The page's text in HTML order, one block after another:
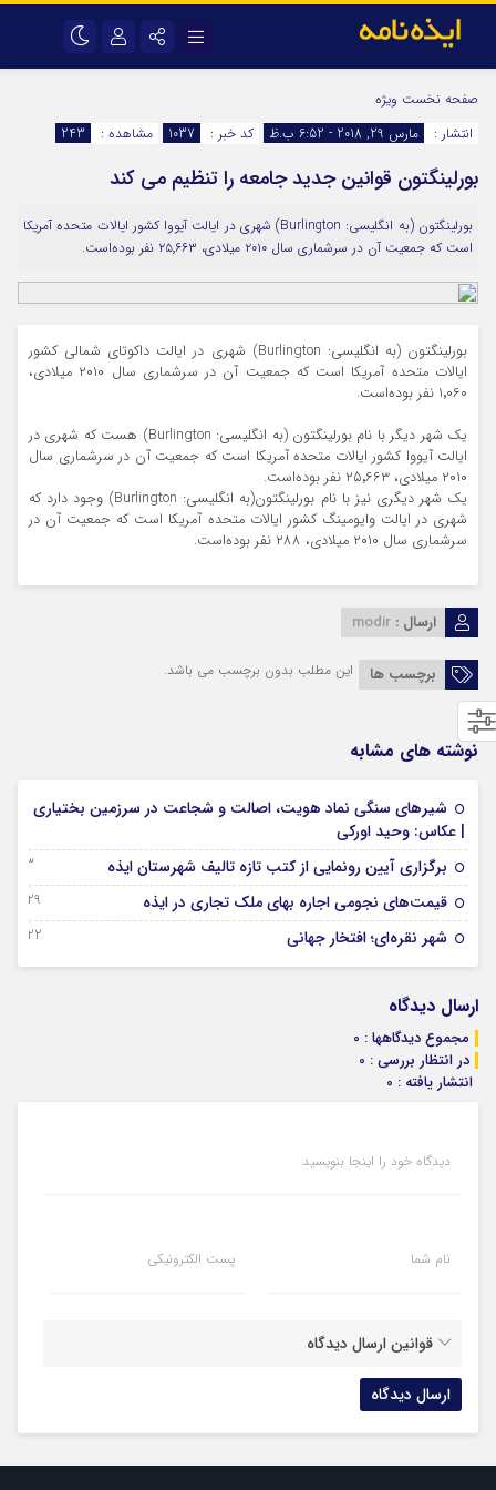
اینستاگرام
سروش
ایتا
آپارات
اپلیکیشن رمز عبور
صفحه نخست ویژه
انتشار :
مارس 29, 2018 - 6:52 ب.ظ کد خبر : 1037 مشاهده : 243
بورلینگتون قوانین جدید جامعه را تنظیم می کند
بورلینگتون (به انگلیسی: Burlington) شهری در ایالت آیووا کشور ایالات متحده آمریکا
است که جمعیت آن در سرشماری سال ۲۰۱۰ میلادی، ۲۵٬۶۶۳ نفر بوده‌است.
بورلینگتون (به انگلیسی: Burlington) شهری در ایالت داکوتای شمالی کشور
ایالات متحده آمریکا است که جمعیت آن در سرشماری سال ۲۰۱۰ میلادی،
۱٬۰۶۰ نفر بوده‌است.
یک شهر دیگر با نام بورلینگتون (به انگلیسی: Burlington) هست که شهری در
ایالت آیووا کشور ایالات متحده آمریکا است که جمعیت آن در سرشماری سال
۲۰۱۰ میلادی، ۲۵٬۶۶۳ نفر بوده‌است.
یک شهر دیگری نیز با نام بورلینگتون(به انگلیسی: Burlington) وجود دارد که
شهری در ایالت وایومینگ کشور ایالات متحده آمریکا است که جمعیت آن در
سرشماری سال ۲۰۱۰ میلادی، ۲۸۸ نفر بوده‌است.
ارسال : modir
برچسب ها این مطلب بدون برچسب می باشد.
نوشته های مشابه
شیرهای سنگی نماد هویت، اصالت و شجاعت در سرزمین بختیاری
| عکاس: وحید اورکی
برگزاری آیین رونمایی از کتب تازه تالیف شهرستان ایذه 23 نوامبر 2025
قیمت‌های نجومی اجاره بهای ملک تجاری در ایذه 29 سپتامبر 2025
شهر نقره‌ای؛ افتخار جهانی 22 سپتامبر 2025
ارسال دیدگاه
مجموع دیدگاهها : 0
در انتظار بررسی : 0
انتشار یافته : 0
دیدگاه خود را اینجا بنویسید
نام شما پست الکترونیکی
قوانین ارسال دیدگاه